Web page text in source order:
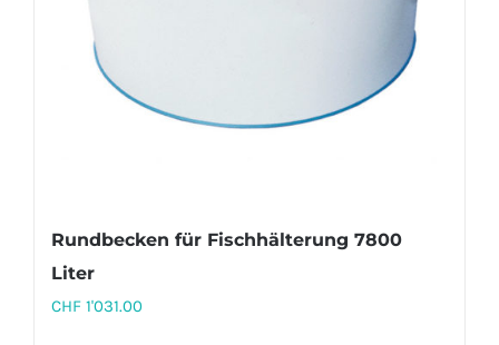
Rundbecken für Fischhälterung 7800
Liter
CHF 1'031.00